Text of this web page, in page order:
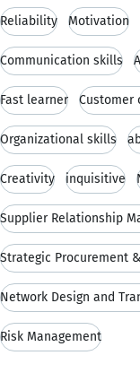
Reliability Motivation
Communication skills
Fast learner Customer
Organizational skills
Creativity inquisitive
Supplier Relationship
Strategic Procurement
Network Design and
Risk Management